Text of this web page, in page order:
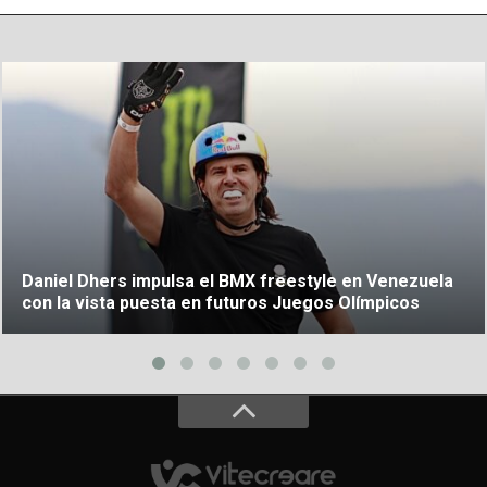
Daniel Dhers impulsa el BMX freestyle en Venezuela
con la vista puesta en futuros Juegos Olímpicos